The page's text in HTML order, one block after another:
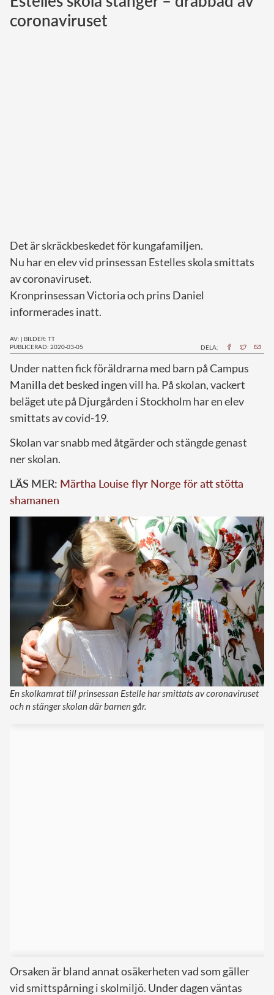
Norska kungahuset
coronaviruset
Det är skräckbeskedet för kungafamiljen.
Nu har en elev vid prinsessan Estelles skola smittats
av coronaviruset.
Kronprinsessan Victoria och prins Daniel
informerades inatt.
AV: | BILDER: TT
PUBLICERAD: 2020-03-05
DELA:
Under natten fick föräldrarna med barn på Campus
Manilla det besked ingen vill ha. På skolan, vackert
beläget ute på Djurgården i Stockholm har en elev
smittats av covid-19.
Skolan var snabb med åtgärder och stängde genast
ner skolan.
LÄS MER: Märtha Louise flyr Norge för att stötta
shamanen
En skolkamrat till prinsessan Estelle har smittats av coronaviruset
och n stänger skolan där barnen går.
Orsaken är bland annat osäkerheten vad som gäller
vid smittspårning i skolmiljö. Under dagen väntas